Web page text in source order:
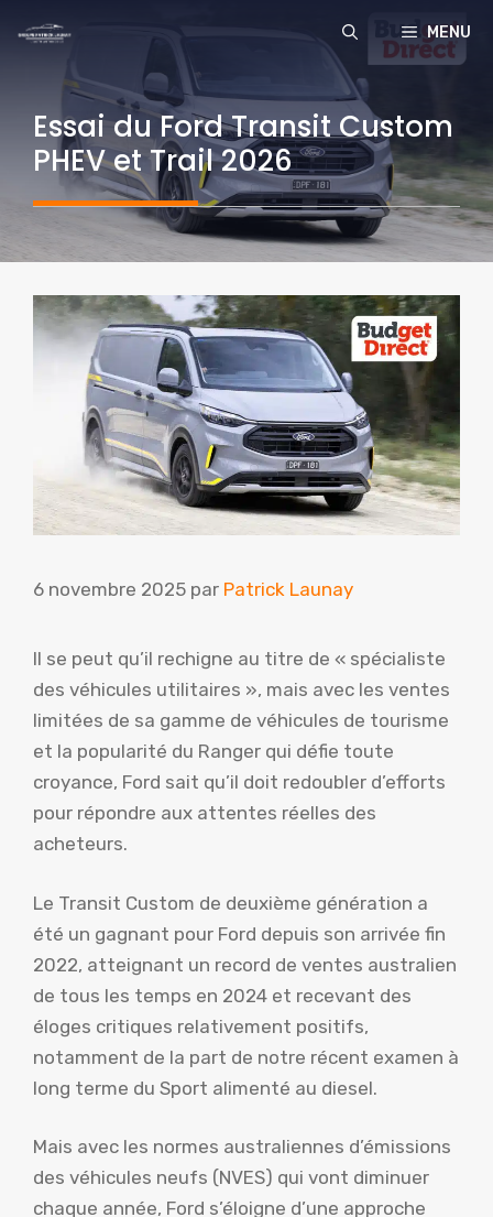
MENU
Essai du Ford Transit Custom
PHEV et Trail 2026
6 novembre 2025 par Patrick Launay
Il se peut qu’il rechigne au titre de « spécialiste
des véhicules utilitaires », mais avec les ventes
limitées de sa gamme de véhicules de tourisme
et la popularité du Ranger qui défie toute
croyance, Ford sait qu’il doit redoubler d’efforts
pour répondre aux attentes réelles des
acheteurs.
Le Transit Custom de deuxième génération a
été un gagnant pour Ford depuis son arrivée fin
2022, atteignant un record de ventes australien
de tous les temps en 2024 et recevant des
éloges critiques relativement positifs,
notamment de la part de notre récent examen à
long terme du Sport alimenté au diesel.
Mais avec les normes australiennes d’émissions
des véhicules neufs (NVES) qui vont diminuer
chaque année, Ford s’éloigne d’une approche